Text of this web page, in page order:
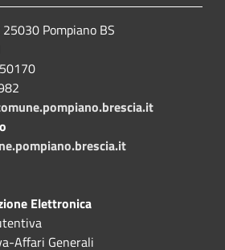
Pompiano BS
Elettronica
Affari Generali